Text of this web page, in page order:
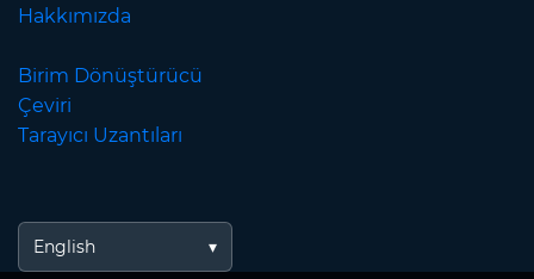
Hakkımızda
Birim Dönüştürücü
Çeviri
Tarayıcı Uzantıları
English